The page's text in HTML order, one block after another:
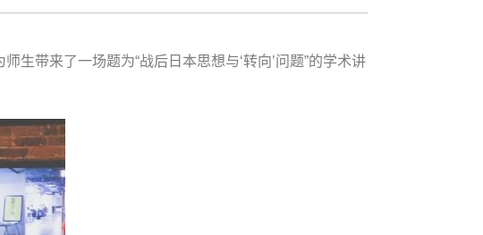
生带来了一场题为“战后日本思想与‘转向’问题”的学术讲